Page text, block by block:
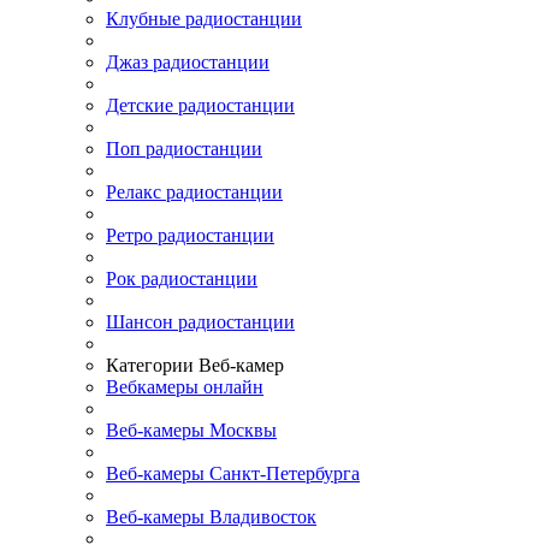
Клубные радиостанции
Джаз радиостанции
Детские радиостанции
Поп радиостанции
Релакс радиостанции
Ретро радиостанции
Рок радиостанции
Шансон радиостанции
Категории Веб-камер
Вебкамеры онлайн
Веб-камеры Москвы
Веб-камеры Санкт-Петербурга
Веб-камеры Владивосток